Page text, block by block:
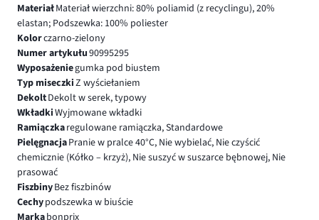
MateriałMateriał wierzchni: 80% poliamid (z recyclingu), 20%
elastan; Podszewka: 100% poliester
Kolorczarno-zielony
Numer artykułu90995295
Wyposażeniegumka pod biustem
Typ miseczkiZ wyściełaniem
DekoltDekolt w serek, typowy
WkładkiWyjmowane wkładki
Ramiączkaregulowane ramiączka, Standardowe
PielęgnacjaPranie w pralce 40°C, Nie wybielać, Nie czyścić
chemicznie (Kółko – krzyż), Nie suszyć w suszarce bębnowej, Nie
prasować
FiszbinyBez fiszbinów
Cechypodszewka w biuście
Markabonprix